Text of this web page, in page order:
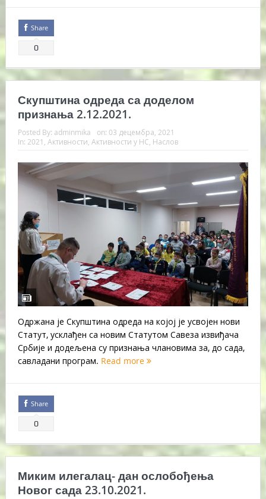
Share
0
Скупштина одреда са доделом
признања 2.12.2021.
Posted By: adminmika on: 03 децембра, 2021
In: 2021 Активности Активности у НС Наслов
Одржана је Скупштина одреда на којој је усвојен нови
Статут, усклађен са новим Статутом Савеза извиђача
Србије и додељена су признања члановима за, до сада,
савладани програм. Read more
Share
0
Миким илегалац- дан ослобођења
Новог сада 23.10.2021.